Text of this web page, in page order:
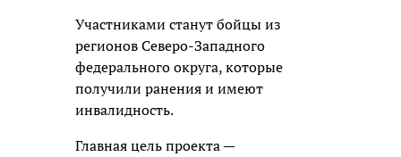
Участниками станут бойцы из
регионов Северо-Западного
федерального округа, которые
получили ранения и имеют
инвалидность.
Главная цель проекта —